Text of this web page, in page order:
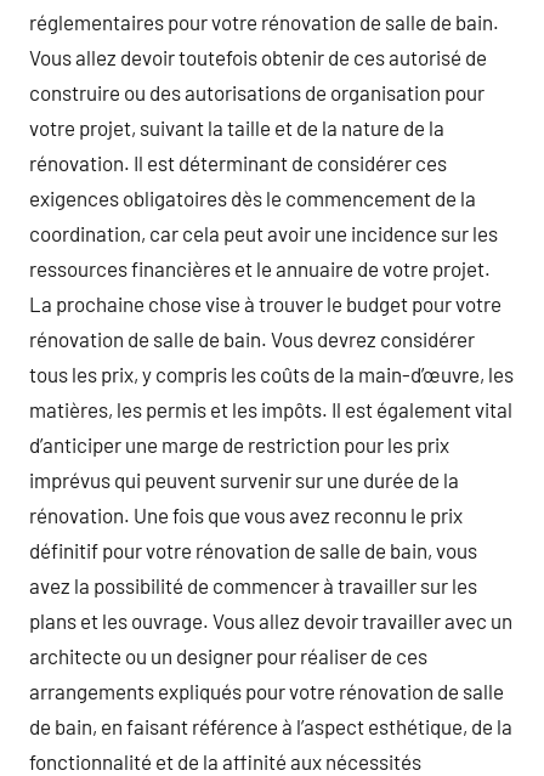
réglementaires pour votre rénovation de salle de bain.
Vous allez devoir toutefois obtenir de ces autorisé de
construire ou des autorisations de organisation pour
votre projet, suivant la taille et de la nature de la
rénovation. Il est déterminant de considérer ces
exigences obligatoires dès le commencement de la
coordination, car cela peut avoir une incidence sur les
ressources financières et le annuaire de votre projet.
La prochaine chose vise à trouver le budget pour votre
rénovation de salle de bain. Vous devrez considérer
tous les prix, y compris les coûts de la main-d’œuvre, les
matières, les permis et les impôts. Il est également vital
d’anticiper une marge de restriction pour les prix
imprévus qui peuvent survenir sur une durée de la
rénovation. Une fois que vous avez reconnu le prix
définitif pour votre rénovation de salle de bain, vous
avez la possibilité de commencer à travailler sur les
plans et les ouvrage. Vous allez devoir travailler avec un
architecte ou un designer pour réaliser de ces
arrangements expliqués pour votre rénovation de salle
de bain, en faisant référence à l’aspect esthétique, de la
fonctionnalité et de la affinité aux nécessités